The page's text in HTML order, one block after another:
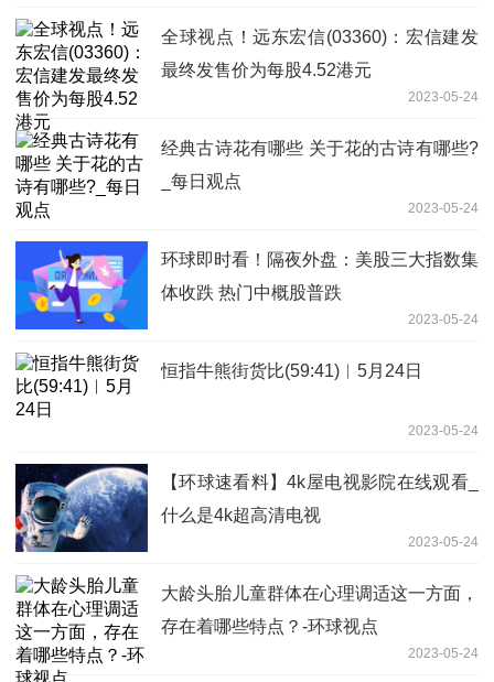
全球视点！远东宏信(03360)：宏信建发
最终发售价为每股4.52港元
2023-05-24
经典古诗花有哪些 关于花的古诗有哪些?
_每日观点
2023-05-24
环球即时看！隔夜外盘：美股三大指数集
体收跌 热门中概股普跌
2023-05-24
恒指牛熊街货比(59:41)︱5月24日
2023-05-24
【环球速看料】4k屋电视影院在线观看_
什么是4k超高清电视
2023-05-24
大龄头胎儿童群体在心理调适这一方面，
存在着哪些特点？-环球视点
2023-05-24